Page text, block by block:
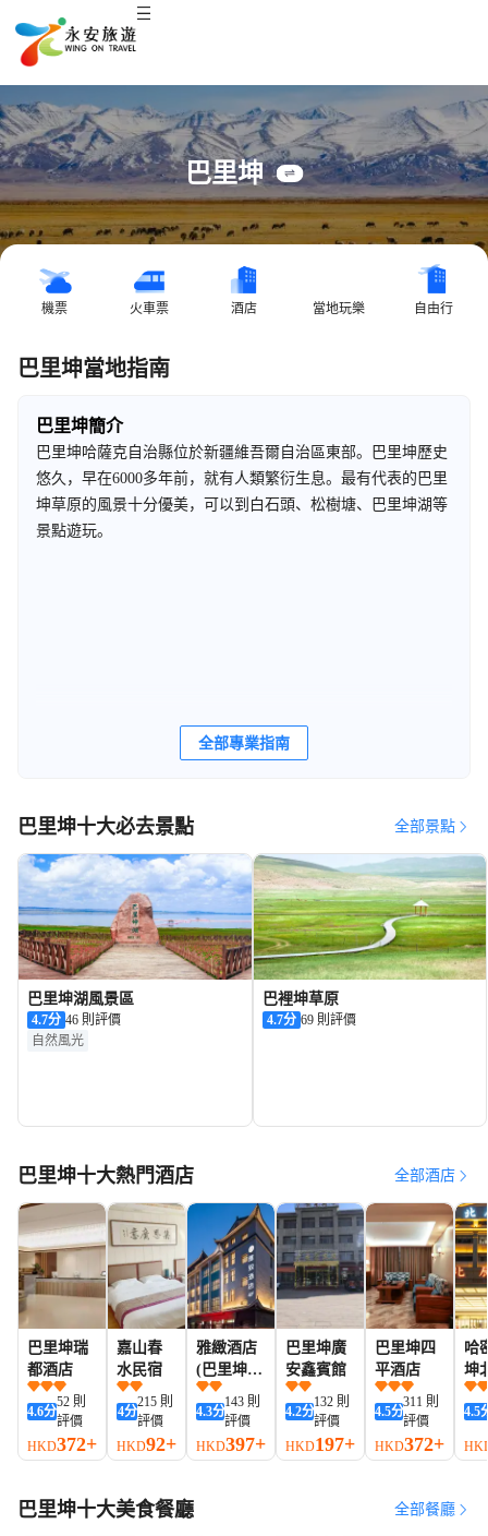
巴里坤
機票 火車票 酒店 當地玩樂 自由行
巴里坤當地指南
巴里坤簡介
巴里坤哈薩克自治縣位於新疆維吾爾自治區東部。巴里坤歷史
悠久，早在6000多年前，就有人類繁衍生息。最有代表的巴里
坤草原的風景十分優美，可以到白石頭、松樹塘、巴里坤湖等
景點遊玩。
全部專業指南
巴里坤十大必去景點 全部景點
巴里坤湖風景區
4.7分 46 則評價
自然風光
巴裡坤草原
4.7分 69 則評價
巴里坤十大熱門酒店 全部酒店
巴里坤瑞
都酒店
4.6分
52 則
評價
HKD372+
嘉山春
水民宿
4分
215 則
評價
HKD92+
雅緻酒店
(巴里坤古
城店)
4.3分
143 則
評價
HKD397+
巴里坤廣
安鑫賓館
4.2分
132 則
評價
HKD197+
巴里坤四
平酒店
4.5分
311 則
評價
HKD372+
哈
坤
店(
糧
4.5
巴里坤十大美食餐廳 全部餐廳